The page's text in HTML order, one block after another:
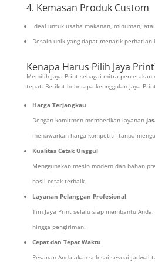
4. Kemasan Produk Custom
Ideal untuk usaha makanan, minuman,
Desain unik yang dapat menarik perhatian
Kenapa Harus Pilih Jaya
Memilih Jaya Print sebagai mitra percetakan
tepat. Berikut beberapa keunggulan Jaya
Harga Terjangkau
Dengan komitmen memberikan layanan
menawarkan harga kompetitif tanpa
Kualitas Cetak Unggul
Menggunakan mesin modern dan bahan
hasil cetak terbaik.
Layanan Pelanggan Profesional
Tim Jaya Print selalu siap membantu
hingga pengiriman.
Cepat dan Tepat Waktu
Pesanan Anda akan selesai sesuai jadwal